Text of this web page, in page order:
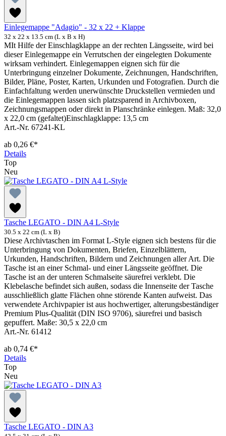
Einlegemappe "Adagio" - 32 x 22 + Klappe
32 x 22 x 13.5 cm (L x B x H)
MIt Hilfe der Einschlagklappe an der rechten Längsseite, wird bei
dieser Einlegemappe ein Verrutschen der eingelegten Dokumente
wirksam verhindert. Einlegemappen eignen sich für die
Unterbringung einzelner Dokumente, Zeichnungen, Handschriften,
Bilder, Pläne, Poster, Karten, Urkunden und Fotografien. Durch die
Einfachfaltung werden unerwünschte Druckstellen vermieden und
die Einlegemappen lassen sich platzsparend in Archivboxen,
Zeichnungsmappen oder direkt in Planschränke einlegen. Maß: 32,0
x 22,0 cm (gefaltet)Einschlagklappe: 13,5 cm
Art.-Nr. 67241-KL
ab 0,26 €*
Details
Top
Neu
Tasche LEGATO - DIN A4 L-Style
30.5 x 22 cm (L x B)
Diese Archivtaschen im Format L-Style eignen sich bestens für die
Unterbringung von Dokumenten, Briefen, Einzelblättern,
Urkunden, Handschriften, Bildern und Zeichnungen aller Art. Die
Tasche ist an einer Schmal- und einer Längsseite geöffnet. Die
Tasche ist an der unteren Schmalseite säurefrei verklebt. Die
Klebelasche befindet sich außen, sodass die Innenseite der Tasche
ausschließlich glatte Flächen ohne störende Kanten aufweist. Das
verwendete Archivpapier ist aus hochwertiger, alterungsbeständiger
Premium Plus-Qualität (DIN ISO 9706), säurefrei und basisch
gepuffert. Maße: 30,5 x 22,0 cm
Art.-Nr. 61412
ab 0,74 €*
Details
Top
Neu
Tasche LEGATO - DIN A3